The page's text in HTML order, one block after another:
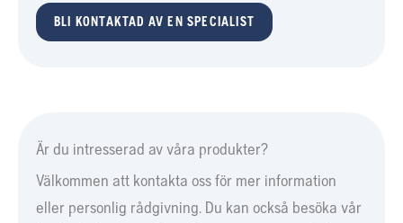
BLI KONTAKTAD AV EN SPECIALIST
Är du intresserad av våra produkter?
Välkommen att kontakta oss för mer information
eller personlig rådgivning. Du kan också besöka vår